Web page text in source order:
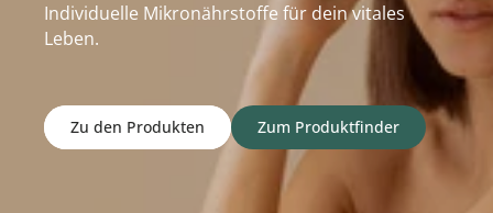
Individuelle Mikronährstoffe für dein vitales
Leben.
Zu den Produkten Zum Produktfinder